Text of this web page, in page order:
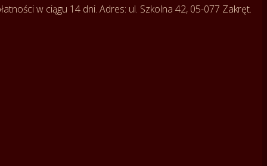
w ciągu 14 dni. Adres: ul. Szkolna 42, 05-077 Zakręt.